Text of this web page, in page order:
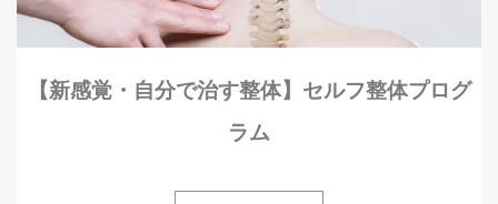
【新感覚・自分で治す整体】セルフ整体プログ
ラム